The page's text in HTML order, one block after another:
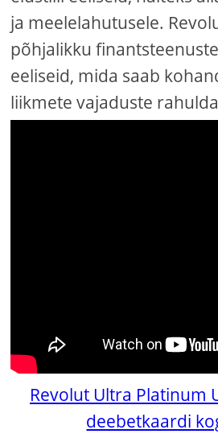
ja meelelahutusele.
põhjalikku
eeliseid, mida saab
liikmete vajaduste
Revolut Ultra Platinum
deebetkaardi